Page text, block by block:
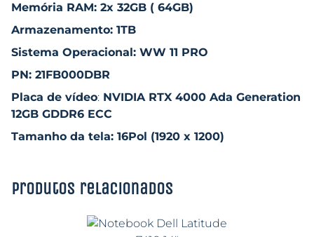
Memória RAM: 2x 32GB ( 64GB)
Armazenamento: 1TB
Sistema Operacional: WW 11 PRO
PN: 21FB000DBR
Placa de vídeo: NVIDIA RTX 4000 Ada Generation
12GB GDDR6 ECC
Tamanho da tela: 16Pol (1920 x 1200)
Produtos relacionados